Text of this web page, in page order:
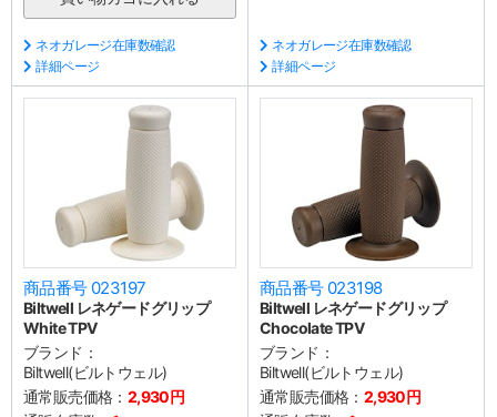
ネオガレージ在庫数確認
詳細ページ
ネオガレージ在庫数確認
詳細ページ
商品番号 023197
Biltwell レネゲードグリップ
White TPV
ブランド：
Biltwell(ビルトウェル)
通常販売価格： 2,930円
商品番号 023198
Biltwell レネゲードグリップ
Chocolate TPV
ブランド：
Biltwell(ビルトウェル)
通常販売価格： 2,930円